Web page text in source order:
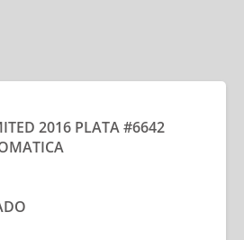
2016 PLATA #6642